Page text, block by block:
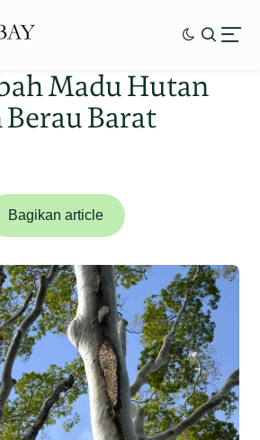
Madu Hutan
Barat
Bagikan article